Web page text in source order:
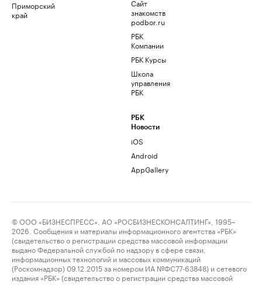
Приморский
край
Сайт
знакомств
podbor.ru
РБК
Компании
РБК Курсы
Школа
управления
РБК
РБК
Новости
iOS
Android
AppGallery
© ООО «БИЗНЕСПРЕСС», АО «РОСБИЗНЕСКОНСАЛТИНГ», 1995–
2026. Сообщения и материалы информационного агентства «РБК»
(свидетельство о регистрации средства массовой информации
выдано Федеральной службой по надзору в сфере связи,
информационных технологий и массовых коммуникаций
(Роскомнадзор) 09.12.2015 за номером ИА №ФС77-63848) и сетевого
издания «РБК» (свидетельство о регистрации средства массовой